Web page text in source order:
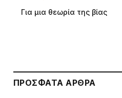
Για μια θεωρία της βίας
ΠΡΌΣΦΑΤΑ ΆΡΘΡΑ